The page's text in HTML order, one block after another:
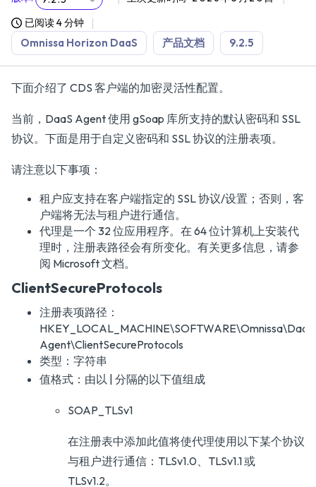
已阅读 4 分钟
Omnissa Horizon DaaS 产品文档 9.2.5
下面介绍了 CDS 客户端的加密灵活性配置。
当前，DaaS Agent 使用 gSoap 库所支持的默认密码和 SSL
协议。下面是用于自定义密码和 SSL 协议的注册表项。
请注意以下事项：
租户应支持在客户端指定的 SSL 协议/设置；否则，客
户端将无法与租户进行通信。
代理是一个 32 位应用程序。在 64 位计算机上安装代
理时，注册表路径会有所变化。有关更多信息，请参
阅 Microsoft 文档。
ClientSecureProtocols
注册表项路径：
HKEY_LOCAL_MACHINE\SOFTWARE\Omnissa\DaaS
Agent\ClientSecureProtocols
类型：字符串
值格式：由以 | 分隔的以下值组成
SOAP_TLSv1
在注册表中添加此值将使代理使用以下某个协议
与租户进行通信：TLSv1.0、TLSv1.1 或
TLSv1.2。